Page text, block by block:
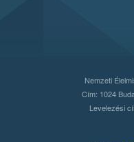
Nemzeti
Cím: 1024
Levelezési